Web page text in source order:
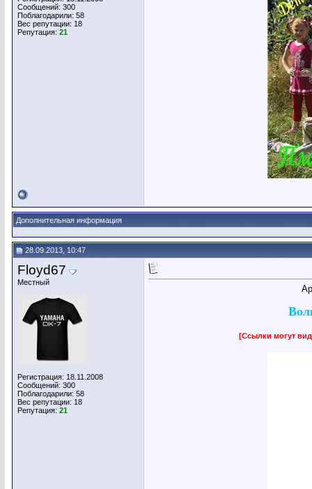
Сообщений: 300
Поблагодарили: 58
Вес репутации: 18
Репутация: 21
Дополнительная информация
28.09.2013, 10:47
Floyd67
Местный
Регистрация: 18.11.2008
Сообщений: 300
Поблагодарили: 58
Вес репутации: 18
Репутация: 21
[Ссылки могут